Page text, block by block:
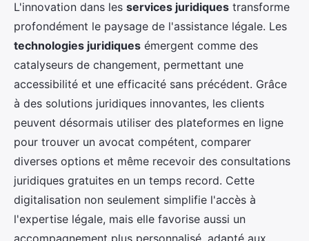
L'innovation dans les services juridiques transforme
profondément le paysage de l'assistance légale. Les
technologies juridiques émergent comme des
catalyseurs de changement, permettant une
accessibilité et une efficacité sans précédent. Grâce
à des solutions juridiques innovantes, les clients
peuvent désormais utiliser des plateformes en ligne
pour trouver un avocat compétent, comparer
diverses options et même recevoir des consultations
juridiques gratuites en un temps record. Cette
digitalisation non seulement simplifie l'accès à
l'expertise légale, mais elle favorise aussi un